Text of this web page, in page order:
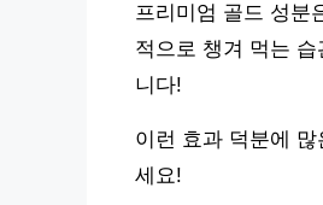
프리미엄 골드 성분
적으로 챙겨 먹는
니다!
이런 효과 덕분에
세요!